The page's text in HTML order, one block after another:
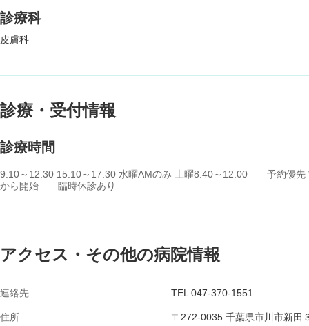
診療科
皮膚科
診療・受付情報
診療時間
9:10～12:30 15:10～17:30 水曜AMのみ 土曜8:40～12:00 予約優
から開始 臨時休診あり
アクセス・その他の病院情報
連絡先 TEL 047-370-1551
住所 〒272-0035 千葉県市川市新田